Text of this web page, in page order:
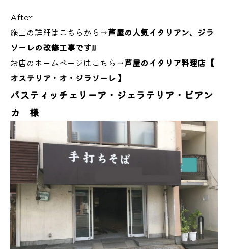
After
施工の詳細はこちらから→芦屋の人気イタリアン、ジラ
ソーレの改修工事です!!
お店のホームページはこちら→芦屋のイタリア料理店【
オステリア・オ・ジラソーレ 】
パスティッチェリーア ・ジェラテリア ・ビアン
カ 様